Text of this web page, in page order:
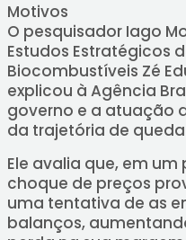
Motivos
O pesquisador Iago
Estudos Estratégicos
Biocombustíveis Zé
explicou à Agência
governo e a atuação
da trajetória de
Ele avalia que, em
choque de preços
uma tentativa de as
balanços,